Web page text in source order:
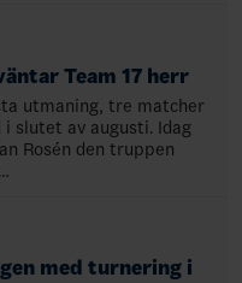
Team 17 herr
utmaning, tre matcher
slutet av augusti. Idag
Rosén den truppen
med turnering i